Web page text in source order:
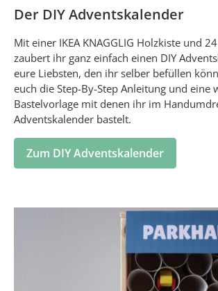
Der DIY Adventskalender
Mit einer IKEA KNAGGLIG Holzkiste und
zaubert ihr ganz einfach einen DIY
eure Liebsten, den ihr selber befüllen
euch die Step-By-Step Anleitung und eine
Bastelvorlage mit denen ihr im
Adventskalender bastelt.
Zum DIY Adventskalender